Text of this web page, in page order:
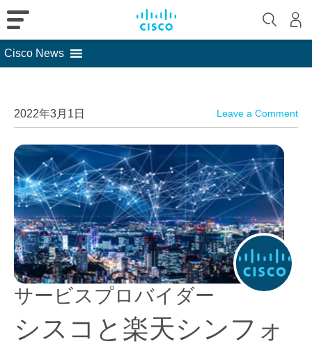
Cisco News
2022年3月1日 Leave a Comment
サービスプロバイダー
シスコと楽天シンフォ